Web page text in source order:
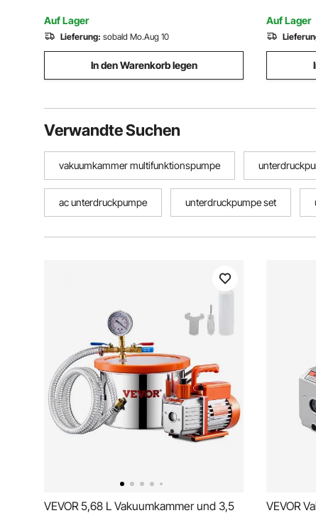
Auf Lager
Lieferung: sobald Mo.Aug 10
In den Warenkorb legen
Auf Lager
Verwandte Suchen
vakuumkammer multifunktionspumpe
ac unterdruckpumpe unterdruckpumpe set
VEVOR 5,68 L Vakuumkammer und 3,5
VEVOR